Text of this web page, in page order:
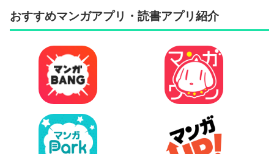
おすすめマンガアプリ・読書アプリ紹介